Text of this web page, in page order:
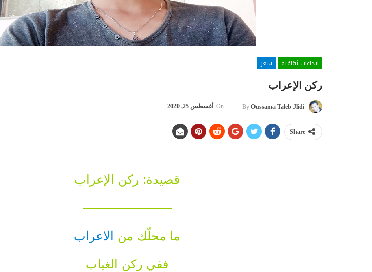
ابداعات ثقافية
شعر
ركن الإعراب
By Oussama Taleb Jlidi
On أغسطس 25, 2020
Share
قصيدة: ركن الإعراب
———————-
ما محلّك من الاعراب
ففي ركن الغياب